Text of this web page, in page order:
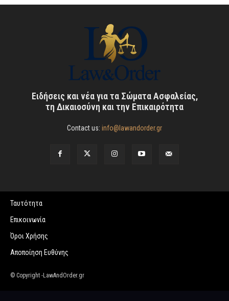
Ειδήσεις και νέα για τα Σώματα Ασφαλείας,
τη Δικαιοσύνη και την Επικαιρότητα
Contact us: info@lawandorder.gr
Ταυτότητα
Επικοινωνία
Όροι Χρήσης
Αποποίηση Ευθύνης
© Copyright -LawAndOrder.gr